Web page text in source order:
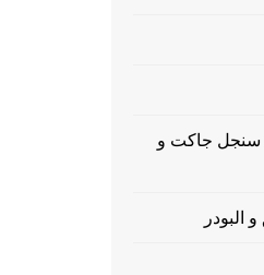
سنجل جاكت و
البودر